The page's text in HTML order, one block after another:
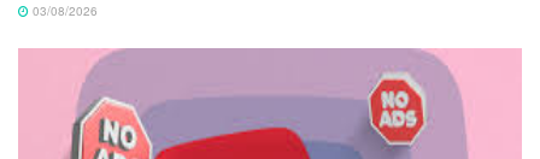
03/08/2026